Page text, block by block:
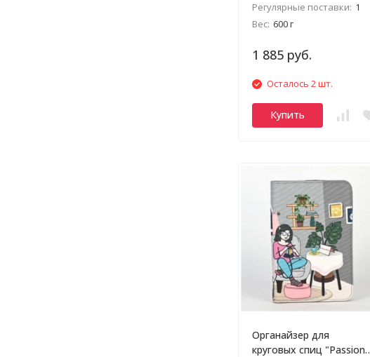
Регулярные поставки: 1
Вес: 600 г
1 885 руб.
Осталось 2 шт.
Купить
Органайзер для
круговых спиц "Passion"